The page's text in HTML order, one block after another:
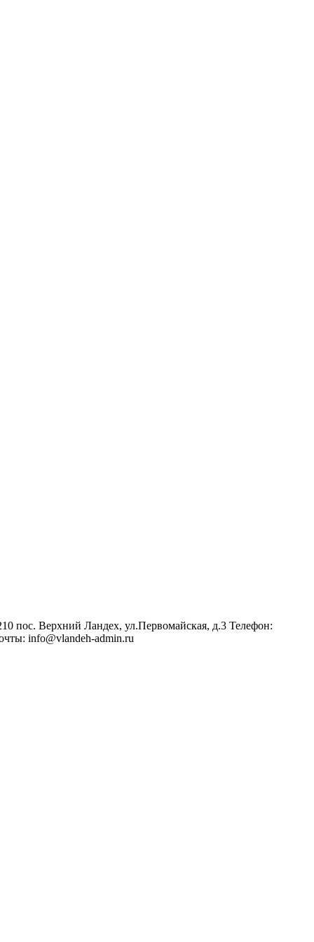
пос. Верхний Ландех, ул.Первомайская, д.3 Телефон:
info@vlandeh-admin.ru